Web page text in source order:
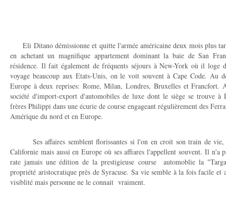
Eli Ditano démissionne et quitte l'armée américaine deux mois plus
en achetant un magnifique appartement dominant la baie de San
résidence. Il fait également de fréquents séjours à New-York où il loge
voyage beaucoup aux Etats-Unis, on le voit souvent à Cape Code. Au
Europe à deux reprises: Rome, Milan, Londres, Bruxelles et Francfort.
société d'import-export d'automobiles de luxe dont le siège se trouve à
frères Philippi dans une écurie de course engageant régulièrement des
Amérique du nord et en Europe.
Ses affaires semblent florissantes si l'on en croit son train de vie,
Californie mais aussi en Europe où ses affiares l'appellent souvent. Il n'a
rate jamais une édition de la prestigieuse course automoblie la
propriété aristocratique près de Syracuse. Sa vie semble à la fois facile
visiblité mais personne ne le connait vraiment.